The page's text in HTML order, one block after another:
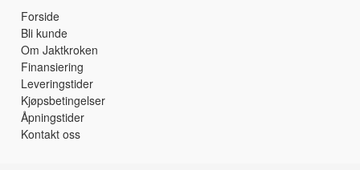
Forside
Bli kunde
Om Jaktkroken
Finansiering
Leveringstider
Kjøpsbetingelser
Åpningstider
Kontakt oss